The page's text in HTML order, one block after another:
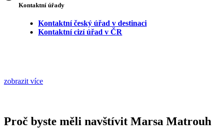
Kontaktní úřady
Kontaktní český úřad v destinaci
Kontaktní cizí úřad v ČR
zobrazit více
Proč byste měli navštívit Marsa Matrouh